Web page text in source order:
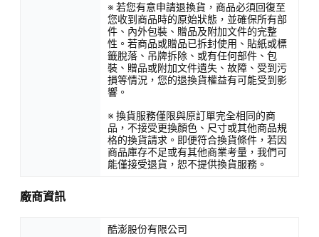
※ 若您有意申請退換貨，商品必須回復至
您收到商品時的原始狀態，並確保所有部
件、內外包裝、贈品及附加文件的完整
性。若商品或贈品已拆封使用、貼紙或標
籤脫落、吊牌拆除、或有任何部件、包
裝、贈品或附加文件遺失、故障、受到污
損等情況，您的退換貨權益有可能受到影
響。
※ 換貨服務僅限與原訂單完全相同的商
品，不接受更換顏色、尺寸或其他商品規
格的換貨請求。即便符合換貨條件，若因
商品庫存不足或有其他商業考量，我們可
能僅接受退貨，恕不提供換貨服務。
廠商資訊
酷澎股份有限公司